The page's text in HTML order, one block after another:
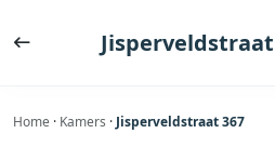
naar
Jisperveldstraat
Home · Kamers · Jisperveldstraat 367